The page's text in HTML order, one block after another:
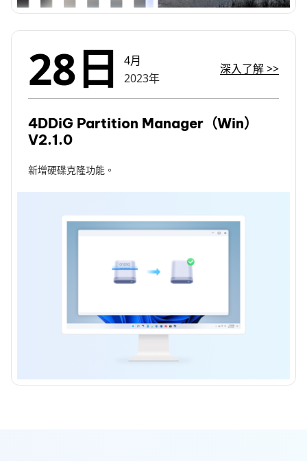
28日
4月
2023年
深入了解>>
4DDiG Partition Manager（Win）
V2.1.0
新增硬碟克隆功能。